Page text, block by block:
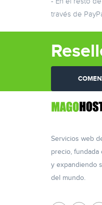
través de
Servicios web
precio,
y expandiendo
del mundo.